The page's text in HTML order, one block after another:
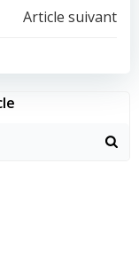
Article suivant